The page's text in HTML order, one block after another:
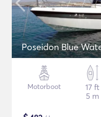
Poseidon Blue
Motorboot
17 ft
5 m